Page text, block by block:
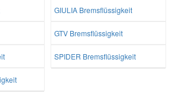
GIULIA Bremsflüssigkeit
GTV Bremsflüssigkeit
SPIDER Bremsflüssigkeit